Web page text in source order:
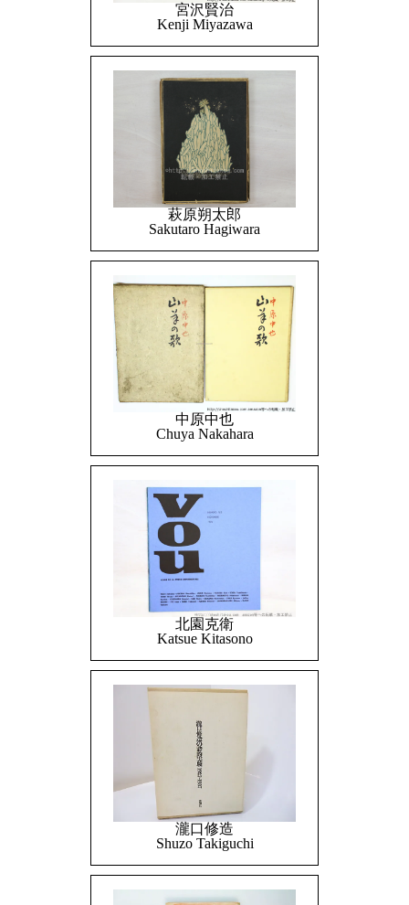
宮沢賢治
Kenji Miyazawa
萩原朔太郎
Sakutaro Hagiwara
中原中也
Chuya Nakahara
北園克衛
Katsue Kitasono
瀧口修造
Shuzo Takiguchi